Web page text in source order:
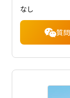
なし
質